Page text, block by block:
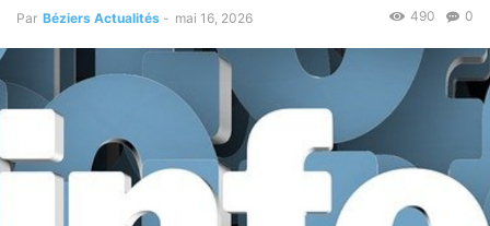
Par Béziers Actualités - mai 16, 2026 0
490